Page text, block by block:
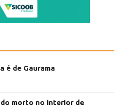
é de Gaurama
morto no interior de